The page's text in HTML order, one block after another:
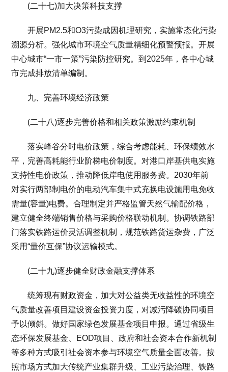
(二十七)加大决策科技支撑
开展PM2.5和O3污染成因机理研究，实施常态化污染
溯源分析。强化城市环境空气质量精细化预警预报。开展
中心城市“一市一策”污染防控研究。到2025年，各中心城
市完成排放清单编制。
九、完善环境经济政策
(二十八)逐步完善价格和相关政策激励约束机制
落实峰谷分时电价政策，综合考虑能耗、环保绩效水
平，完善高耗能行业阶梯电价制度。对港口岸基供电实施
支持性电价政策，推动降低岸电使用服务费。2030年前
对实行两部制电价的电动汽车集中式充换电设施用电免收
需量(容量)电费。合理制定并严格监管天然气输配价格，
建立健全终端销售价格与采购价格联动机制。协调铁路部
门落实铁路运价灵活调整机制，规范铁路货运杂费，广泛
采用“量价互保”协议运输模式。
(二十九)逐步健全财政金融支撑体系
统筹现有财政资金，加大对公益类无收益性的环境空
气质量改善项目建设资金投资力度，对减污降碳协同项目
予以倾斜。做好国家绿色发展基金项目申报。通过省级生
态环保发展基金、EOD项目、政府和社会资本合作新机制
等多种方式吸引社会资本参与环境空气质量全面改善。按
照市场方式加大传统产业集群升级、工业污染治理、铁路